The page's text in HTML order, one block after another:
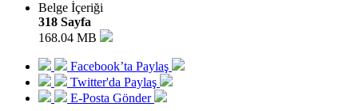
Belge İçeriği
318 Sayfa
168.04 MB
Facebook’ta Paylaş
Twitter'da Paylaş
E-Posta Gönder